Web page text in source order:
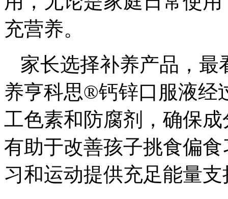
充营养。
家长选择补养产品，
养亨科思®钙锌口服液经
工色素和防腐剂，确保
有助于改善孩子挑食偏
习和运动提供充足能量支